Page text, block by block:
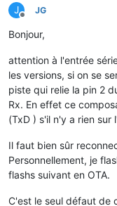
J
Offline
JG
Bonjour,
attention à l'entrée
les versions, si on se
piste qui relie la pin 2
Rx. En effet ce
(TxD ) s'il n'y a rien sur
Il faut bien sûr
Personnellement, je
flashs suivant en OTA.
C'est le seul défaut de